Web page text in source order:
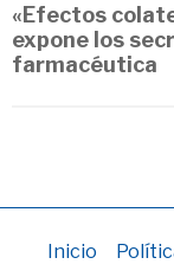
«Efectos
expone los
farmacéutica
Inicio